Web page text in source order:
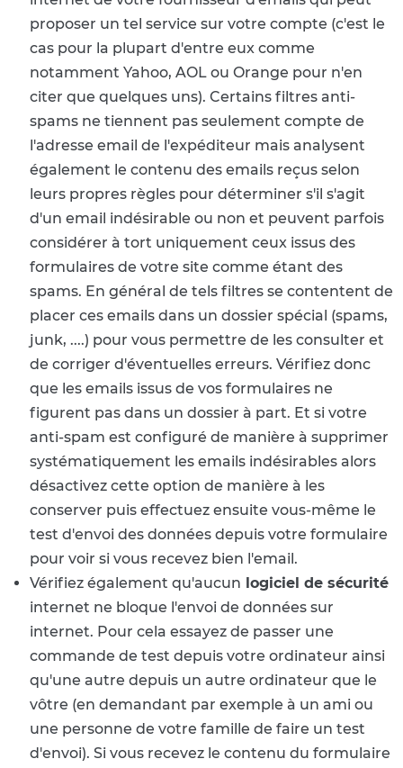
proposer un tel service sur votre compte (c'est le
cas pour la plupart d'entre eux comme
notamment Yahoo, AOL ou Orange pour n'en
citer que quelques uns). Certains filtres anti-
spams ne tiennent pas seulement compte de
l'adresse email de l'expéditeur mais analysent
également le contenu des emails reçus selon
leurs propres règles pour déterminer s'il s'agit
d'un email indésirable ou non et peuvent parfois
considérer à tort uniquement ceux issus des
formulaires de votre site comme étant des
spams. En général de tels filtres se contentent de
placer ces emails dans un dossier spécial (spams,
junk, ....) pour vous permettre de les consulter et
de corriger d'éventuelles erreurs. Vérifiez donc
que les emails issus de vos formulaires ne
figurent pas dans un dossier à part. Et si votre
anti-spam est configuré de manière à supprimer
systématiquement les emails indésirables alors
désactivez cette option de manière à les
conserver puis effectuez ensuite vous-même le
test d'envoi des données depuis votre formulaire
pour voir si vous recevez bien l'email.
Vérifiez également qu'aucun logiciel de sécurité
internet ne bloque l'envoi de données sur
internet. Pour cela essayez de passer une
commande de test depuis votre ordinateur ainsi
qu'une autre depuis un autre ordinateur que le
vôtre (en demandant par exemple à un ami ou
une personne de votre famille de faire un test
d'envoi). Si vous recevez le contenu du formulaire